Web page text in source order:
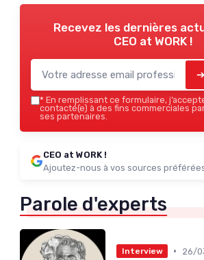
Recevez les dernières
CEO at WORK !
* En remplissant ce formulaire,
contacté(e) à des fins commerciales par
ses partenaires.
CEO at WORK !
Ajoutez-nous à vos sources
Parole d'experts
Interview •
26/